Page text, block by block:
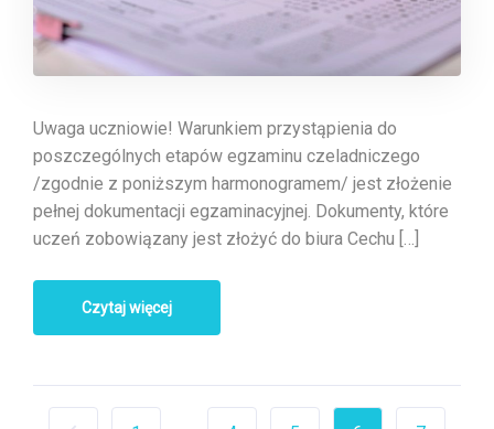
Uwaga uczniowie! Warunkiem przystąpienia do
poszczególnych etapów egzaminu czeladniczego
/zgodnie z poniższym harmonogramem/ jest złożenie
pełnej dokumentacji egzaminacyjnej. Dokumenty, które
uczeń zobowiązany jest złożyć do biura Cechu […]
Czytaj więcej